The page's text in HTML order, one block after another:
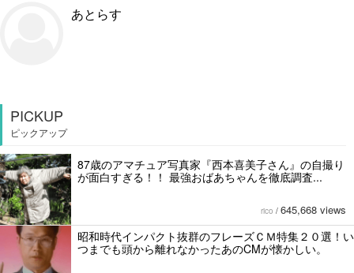
あとらす
PICKUP
ピックアップ
87歳のアマチュア写真家『西本喜美子さん』の自撮り
が面白すぎる！！ 最強おばあちゃんを徹底調査...
rico / 645,668 views
昭和時代インパクト抜群のフレーズＣＭ特集２０選！い
つまでも頭から離れなかったあのCMが懐かしい。